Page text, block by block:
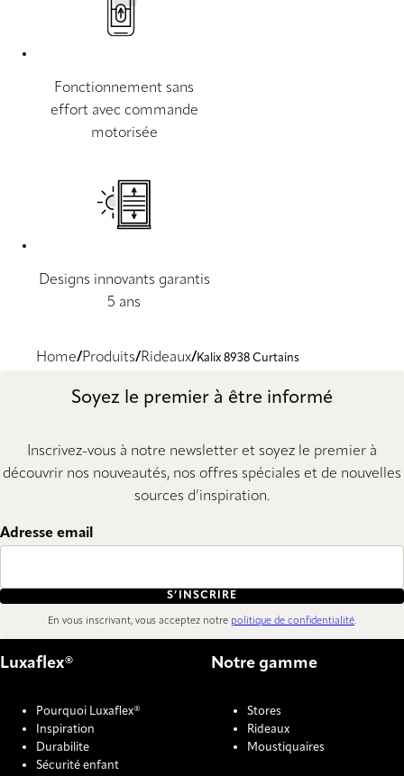
Fonctionnement sans
effort avec commande
motorisée
Designs innovants garantis
5 ans
Home Produits Rideaux Kalix 8938 Curtains
Soyez le premier à être informé
Inscrivez-vous à notre newsletter et soyez le premier à
découvrir nos nouveautés, nos offres spéciales et de nouvelles
sources d’inspiration.
Adresse email
S’INSCRIRE
En vous inscrivant, vous acceptez notre politique de confidentialité.
Luxaflex®
Pourquoi Luxaflex®
Inspiration
Durabilite
Sécurité enfant
Notre gamme
Stores
Rideaux
Moustiquaires